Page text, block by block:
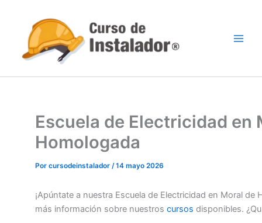
contenido
Escuela de Electricidad en
Homologada
Por cursodeinstalador /14 mayo 2026
¡Apúntate a nuestra Escuela de Electricidad en Moral de
más información sobre nuestros cursos disponibles.